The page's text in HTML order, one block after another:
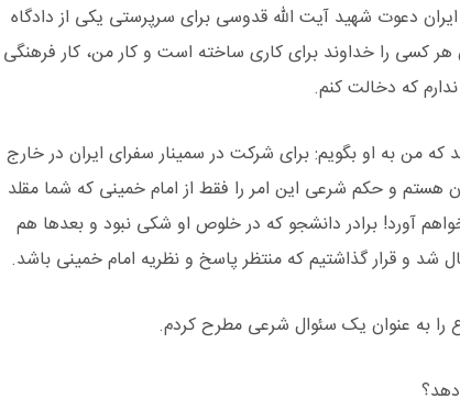
ایران دعوت شهید آیت الله قدوسی برای سرپرستی یکی از دادگاه
هر کسی را خداوند برای کاری ساخته است و کار من، کار فرهنگی
که دخالت کنم.
من به او بگویم: برای شرکت در سمینار سفرای ایران در خارج
هستم و حکم شرعی این امر را فقط از امام خمینی که شما مقلد
آورد! برادر دانشجو که در خلوص او شکی نبود و بعدها هم
و قرار گذاشتیم که منتظر پاسخ و نظریه امام خمینی باشد.
را به عنوان یک سئوال شرعی مطرح کردم.